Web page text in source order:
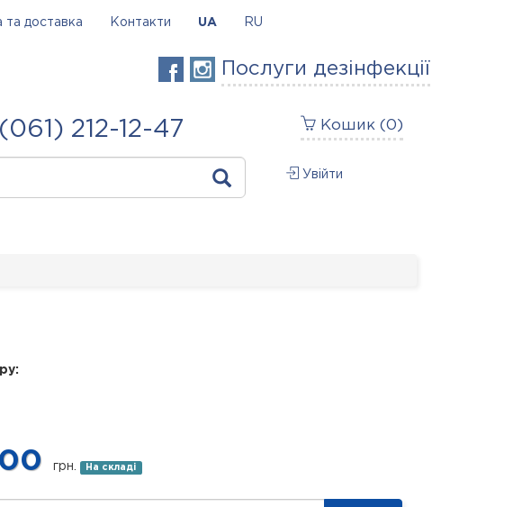
та доставка Контакти UA RU
Послуги дезінфекції
(061) 212-12-47 Кошик ( 0 )
Увійти
грн. На складі